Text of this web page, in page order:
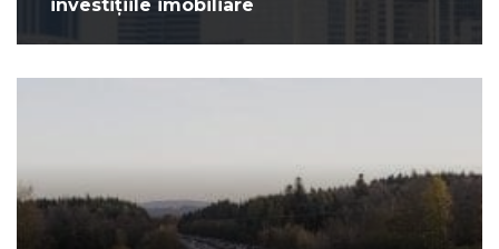
investițiile imobiliare